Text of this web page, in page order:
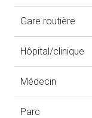
Gare routière
Hôpital/clinique
Médecin
Parc